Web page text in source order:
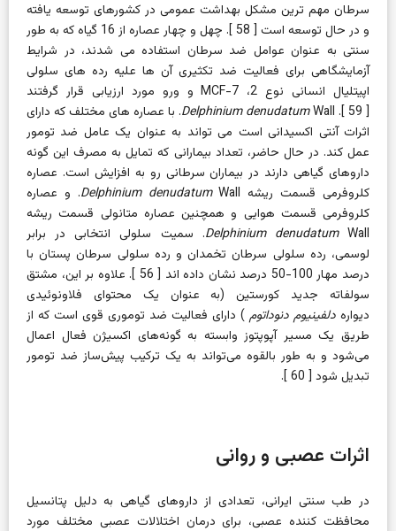
سرطان مهم ترین مشکل بهداشت عمومی در کشورهای توسعه یافته
و در حال توسعه است [ 58
]. چهل و چهار عصاره از 16 گیاه که به طور
سنتی به عنوان عوامل ضد سرطان استفاده می شدند، در شرایط
آزمایشگاهی برای فعالیت ضد تکثیری آن ها علیه رده های سلولی
اپیتلیال انسانی نوع 2، MCF-7 و ورو مورد ارزیابی قرار گرفتند
[
59
].
Delphinium denudatumWall. با عصاره های مختلف که دارای
اثرات آنتی اکسیدانی است می تواند به عنوان یک عامل ضد تومور
عمل کند. در حال حاضر، تعداد بیمارانی که تمایل به مصرف این گونه
داروهای گیاهی دارند در بیماران سرطانی رو به افزایش است. عصاره
کلروفرمی قسمت ریشه
Delphinium denudatumWall. و عصاره
کلروفرمی قسمت هوایی و همچنین عصاره متانولی قسمت ریشه
Delphinium denudatumWall. سمیت سلولی انتخابی در برابر
لوسمی، رده سلولی سرطان تخمدان و رده سلولی سرطان پستان با
درصد مهار 100-50 درصد نشان داده اند [
56 ]. علاوه بر این، مشتق
سولفاته جدید کورستین (به عنوان یک محتوای فلاونوئیدی
دیواره دلفینیوم دنوداتوم) دارای فعالیت ضد توموری قوی است که از
طریق یک مسیر آپوپتوز وابسته به گونه‌های اکسیژن فعال اعمال
می‌شود و به طور بالقوه می‌تواند به یک ترکیب پیش‌ساز ضد تومور
تبدیل شود [ 60
].
اثرات عصبی و روانی
در طب سنتی ایرانی، تعدادی از داروهای گیاهی به دلیل پتانسیل
محافظت کننده عصبی، برای درمان اختلالات عصبی مختلف مورد